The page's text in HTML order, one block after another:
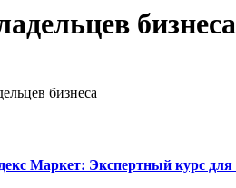
бизнеса
бизнеса
Маркет: Экспертный курс